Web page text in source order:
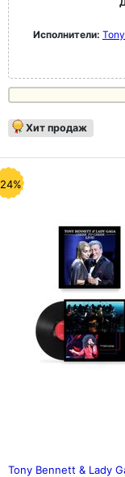
Исполнители:
Хит продаж
Tony Bennett & Lady